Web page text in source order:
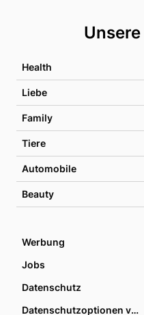
Health
Liebe
Family
Tiere
Automobile
Beauty
Werbung
Jobs
Datenschutz
Datenschutzoptionen verwalten